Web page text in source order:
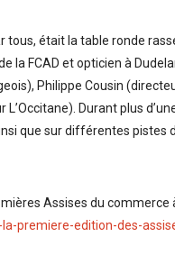
tous, était la table ronde
la FCAD et opticien à
Philippe Cousin
Durant plus
que sur différentes pistes
Assises du commerce
premiere-edition-des-